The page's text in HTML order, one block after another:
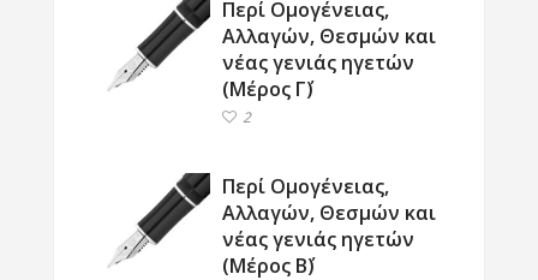
Περί Ομογένειας,
Αλλαγών, Θεσμών και
νέας γενιάς ηγετών
(Μέρος Γ΄)
2
Περί Ομογένειας,
Αλλαγών, Θεσμών και
νέας γενιάς ηγετών
(Μέρος Β΄)